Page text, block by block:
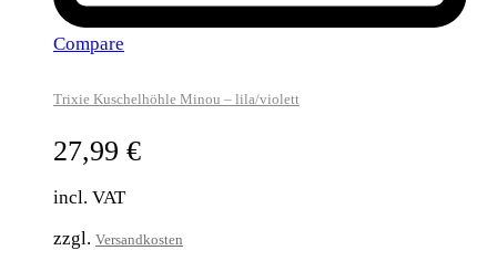
Compare
Trixie Kuschelhöhle Minou – lila/violett
27,99 €
incl. VAT
zzgl. Versandkosten